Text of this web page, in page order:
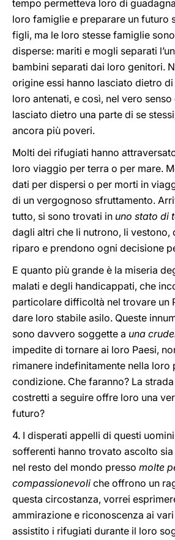
tempo permetteva loro di
loro famiglie e preparare un futuro
figli, ma le loro stesse famiglie
disperse: mariti e mogli separati
bambini separati dai loro genitori.
origine essi hanno lasciato dietro
loro antenati, e così, nel vero
lasciato dietro una parte di se
ancora più poveri.
Molti dei rifugiati hanno
loro viaggio per terra o per mare.
dati per dispersi o per morti in
di un vergognoso sfruttamento.
tutto, si sono trovati in uno stato di
dagli altri che li nutrono, li vestono,
riparo e prendono ogni decisione
E quanto più grande è la miseria
malati e degli handicappati, che
particolare difficoltà nel trovare un
dare loro stabile asilo. Queste
sono davvero soggette a una
impedite di tornare ai loro Paesi,
rimanere indefinitamente nella loro
condizione. Che faranno? La
costretti a seguire offre loro una
futuro?
4. I disperati appelli di questi
sofferenti hanno trovato ascolto sia
nel resto del mondo presso molte
compassionevoli che offrono un
questa circostanza, vorrei
ammirazione e riconoscenza ai
assistito i rifugiati durante il loro